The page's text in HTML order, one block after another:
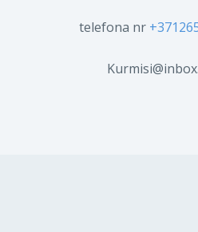
telefona nr